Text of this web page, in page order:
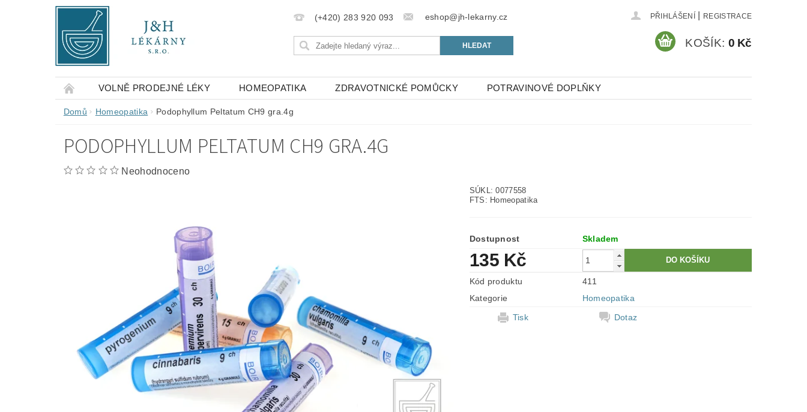
(+420) 283 920 093 eshop@jh-lekarny.cz PŘIHLÁŠENÍ REGISTRACE
KOŠÍK: 0 Kč
VOLNĚ PRODEJNÉ LÉKY HOMEOPATIKA ZDRAVOTNICKÉ POMŮCKY POTRAVINOVÉ DOPLŇKY
OBCHODNÍ PODMÍNKY KONTAKTY
Domů Homeopatika Podophyllum Peltatum CH9 gra.4g
PODOPHYLLUM PELTATUM CH9 GRA.4G
Neohodnoceno
SÚKL: 0077558
FTS: Homeopatika
Dostupnost Skladem
135 Kč
Kód produktu
411
Kategorie
Homeopatika
Tisk
Dotaz